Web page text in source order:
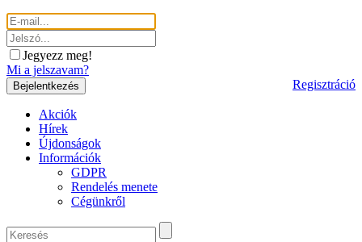
Jegyezz meg!
Mi a jelszavam?
Regisztráció
Akciók
Hírek
Újdonságok
Információk
GDPR
Rendelés menete
Cégünkről